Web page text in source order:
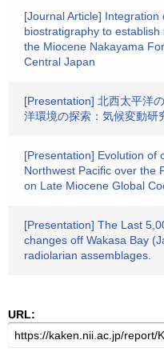
[Journal Article]
biostratigraphy to
the Miocene Nakayama
Central Japan
[Presentation] 北西太平洋
洋環境の探索：気候変動研
[Presentation] Evolution of
Northwest Pacific over the
on Late Miocene Global
[Presentation] The Last
changes off Wakasa Bay
radiolarian assemblages.
URL: